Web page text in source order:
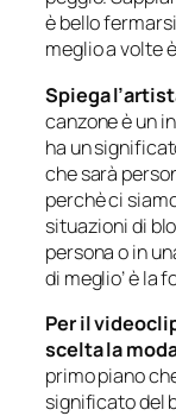
è bello
meglio a volte
Spiega
canzone è un
ha un
che sarà
perchè ci
situazioni di
persona o in
di meglio’ è la
Per il
scelta la
primo piano
significato del